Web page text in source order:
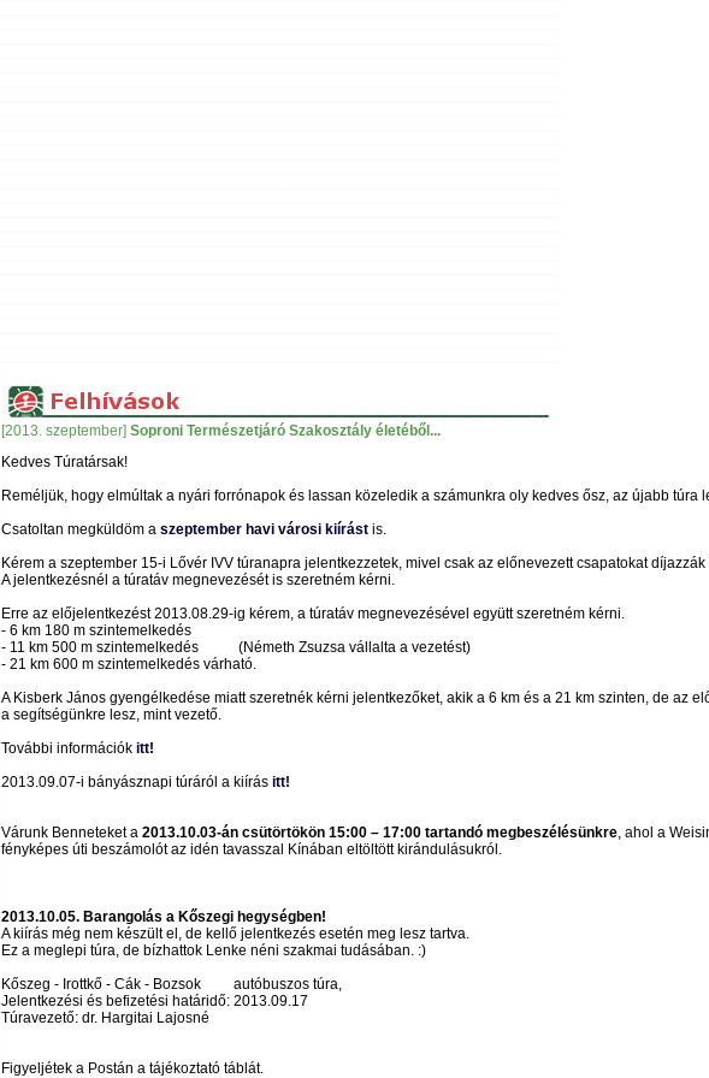
[2013. szeptember] Soproni Természetjáró Szakosztály életéből...
Kedves Túratársak!
Reméljük, hogy elmúltak a nyári forrónapok és lassan közeledik a számunkra oly kedves ősz, az újabb túra
Csatoltan megküldöm a szeptember havi városi kiírástis.
Kérem a szeptember 15-i Lővér IVV túranapra jelentkezzetek, mivel csak az előnevezett csapatokat díjazzák
A jelentkezésnél a túratáv megnevezését is szeretném kérni.
Erre az előjelentkezést 2013.08.29-ig kérem, a túratáv megnevezésével együtt szeretném kérni.
- 6 km 180 m szintemelkedés
- 11 km 500 m szintemelkedés (Németh Zsuzsa vállalta a vezetést)
- 21 km 600 m szintemelkedés várható.
A Kisberk János gyengélkedése miatt szeretnék kérni jelentkezőket, akik a 6 km és a 21 km szinten, de az
a segítségünkre lesz, mint vezető.
További információkitt!
2013.09.07-i bányásznapi túráról a kiírás itt!
Várunk Benneteket a 2013.10.03-án csütörtökön 15:00 – 17:00 tartandó megbeszélésünkre, ahol a
fényképes úti beszámolót az idén tavasszal Kínában eltöltött kirándulásukról.
2013.10.05. Barangolás a Kőszegi hegységben!
A kiírás még nem készült el, de kellő jelentkezés esetén meg lesz tartva.
Ez a meglepi túra, de bízhattok Lenke néni szakmai tudásában. :)
Kőszeg - Irottkő - Cák - Bozsok autóbuszos túra,
Jelentkezési és befizetési határidő: 2013.09.17
Túravezető: dr. Hargitai Lajosné
Figyeljétek a Postán a tájékoztató táblát.